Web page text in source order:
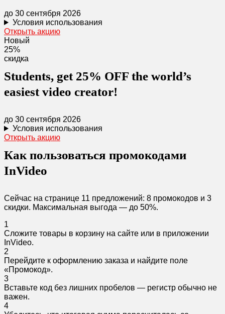
до 30 сентября 2026
Условия использования
Открыть акцию
Новый
25%
скидка
Students, get 25% OFF the world’s
easiest video creator!
до 30 сентября 2026
Условия использования
Открыть акцию
Как пользоваться промокодами
InVideo
Сейчас на странице 11 предложений: 8 промокодов и 3
скидки. Максимальная выгода — до 50%.
1
Сложите товары в корзину на сайте или в приложении
InVideo.
2
Перейдите к оформлению заказа и найдите поле
«Промокод».
3
Вставьте код без лишних пробелов — регистр обычно не
важен.
4